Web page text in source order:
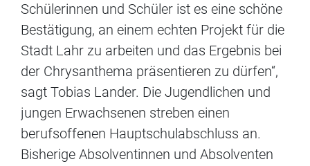
Schülerinnen und Schüler ist es eine schöne
Bestätigung, an einem echten Projekt für die
Stadt Lahr zu arbeiten und das Ergebnis bei
der Chrysanthema präsentieren zu dürfen“,
sagt Tobias Lander. Die Jugendlichen und
jungen Erwachsenen streben einen
berufsoffenen Hauptschulabschluss an.
Bisherige Absolventinnen und Absolventen